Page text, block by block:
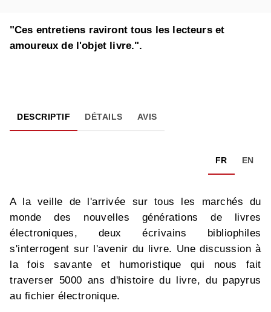
"Ces entretiens raviront tous les lecteurs et
amoureux de l'objet livre.".
DESCRIPTIF DÉTAILS AVIS
FR EN
A la veille de l'arrivée sur tous les marchés du
monde des nouvelles générations de livres
électroniques, deux écrivains bibliophiles
s'interrogent sur l'avenir du livre. Une discussion à
la fois savante et humoristique qui nous fait
traverser 5000 ans d'histoire du livre, du papyrus
au fichier électronique.